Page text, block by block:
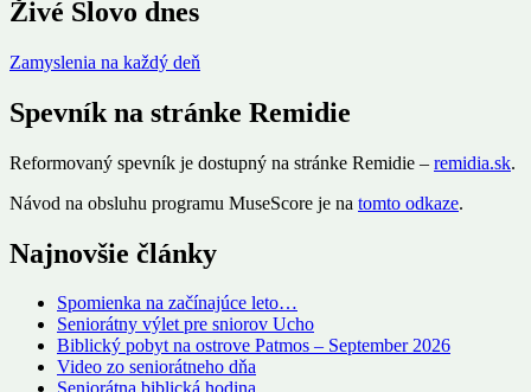
Živé Slovo dnes
Zamyslenia na každý deň
Spevník na stránke Remidie
Reformovaný spevník je dostupný na stránke Remidie – remidia.sk.
Návod na obsluhu programu MuseScore je na tomto odkaze.
Najnovšie články
Spomienka na začínajúce leto…
Seniorátny výlet pre sniorov Ucho
Biblický pobyt na ostrove Patmos – September 2026
Video zo seniorátneho dňa